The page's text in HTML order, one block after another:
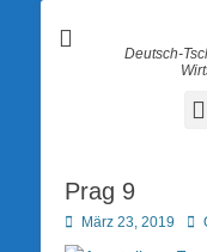
Deutsch-
Prag 9
Posted
on
März 23, 2019